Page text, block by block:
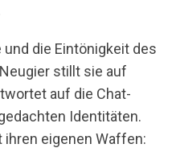
die Eintönigkeit des
stillt sie auf
auf die Chat-
Identitäten.
eigenen Waffen: